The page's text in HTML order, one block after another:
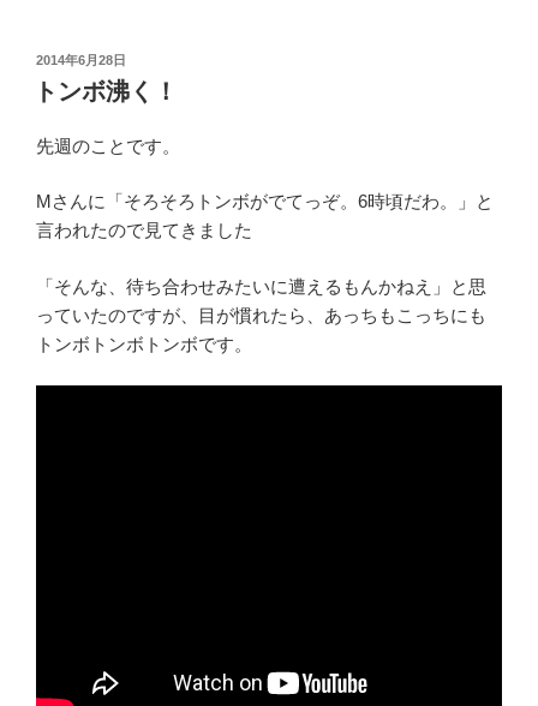
投
稿
日:
2014年6月28日
トンボ沸く！
先週のことです。
Mさんに「そろそろトンボがでてっぞ。6時頃だわ。」と
言われたので見てきました
「そんな、待ち合わせみたいに遭えるもんかねえ」と思
っていたのですが、目が慣れたら、あっちもこっちにも
トンボトンボトンボです。